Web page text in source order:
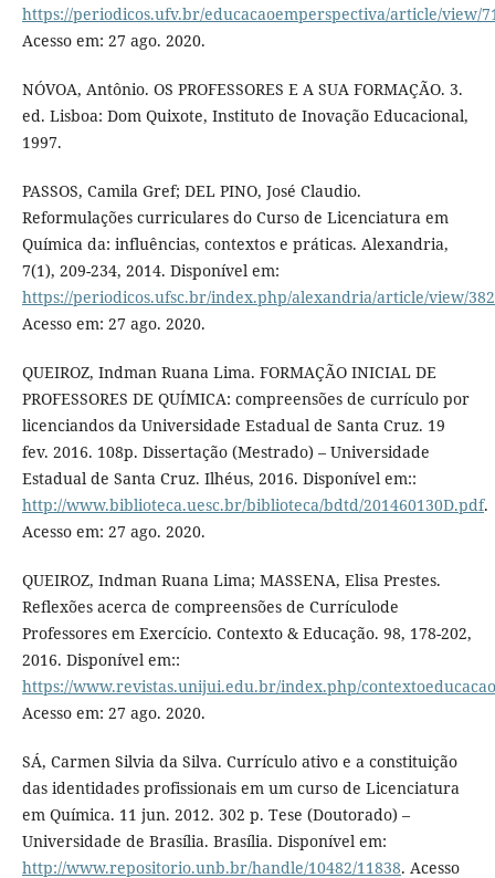
https://periodicos.ufv.br/educacaoemperspectiva/article/view/
Acesso em: 27 ago. 2020.
NÓVOA, Antônio. OS PROFESSORES E A SUA FORMAÇÃO. 3.
ed. Lisboa: Dom Quixote, Instituto de Inovação Educacional,
1997.
PASSOS, Camila Gref; DEL PINO, José Claudio.
Reformulações curriculares do Curso de Licenciatura em
Química da: influências, contextos e práticas. Alexandria,
7(1), 209-234, 2014. Disponível em:
https://periodicos.ufsc.br/index.php/alexandria/article/view/
Acesso em: 27 ago. 2020.
QUEIROZ, Indman Ruana Lima. FORMAÇÃO INICIAL DE
PROFESSORES DE QUÍMICA: compreensões de currículo por
licenciandos da Universidade Estadual de Santa Cruz. 19
fev. 2016. 108p. Dissertação (Mestrado) – Universidade
Estadual de Santa Cruz. Ilhéus, 2016. Disponível em::
http://www.biblioteca.uesc.br/biblioteca/bdtd/201460130D.pdf.
Acesso em: 27 ago. 2020.
QUEIROZ, Indman Ruana Lima; MASSENA, Elisa Prestes.
Reﬂexões acerca de compreensões de Currículode
Professores em Exercício. Contexto & Educação. 98, 178-202,
2016. Disponível em::
https://www.revistas.unijui.edu.br/index.php/
Acesso em: 27 ago. 2020.
SÁ, Carmen Silvia da Silva. Currículo ativo e a constituição
das identidades profissionais em um curso de Licenciatura
em Química. 11 jun. 2012. 302 p. Tese (Doutorado) –
Universidade de Brasília. Brasília. Disponível em:
http://www.repositorio.unb.br/handle/10482/11838. Acesso